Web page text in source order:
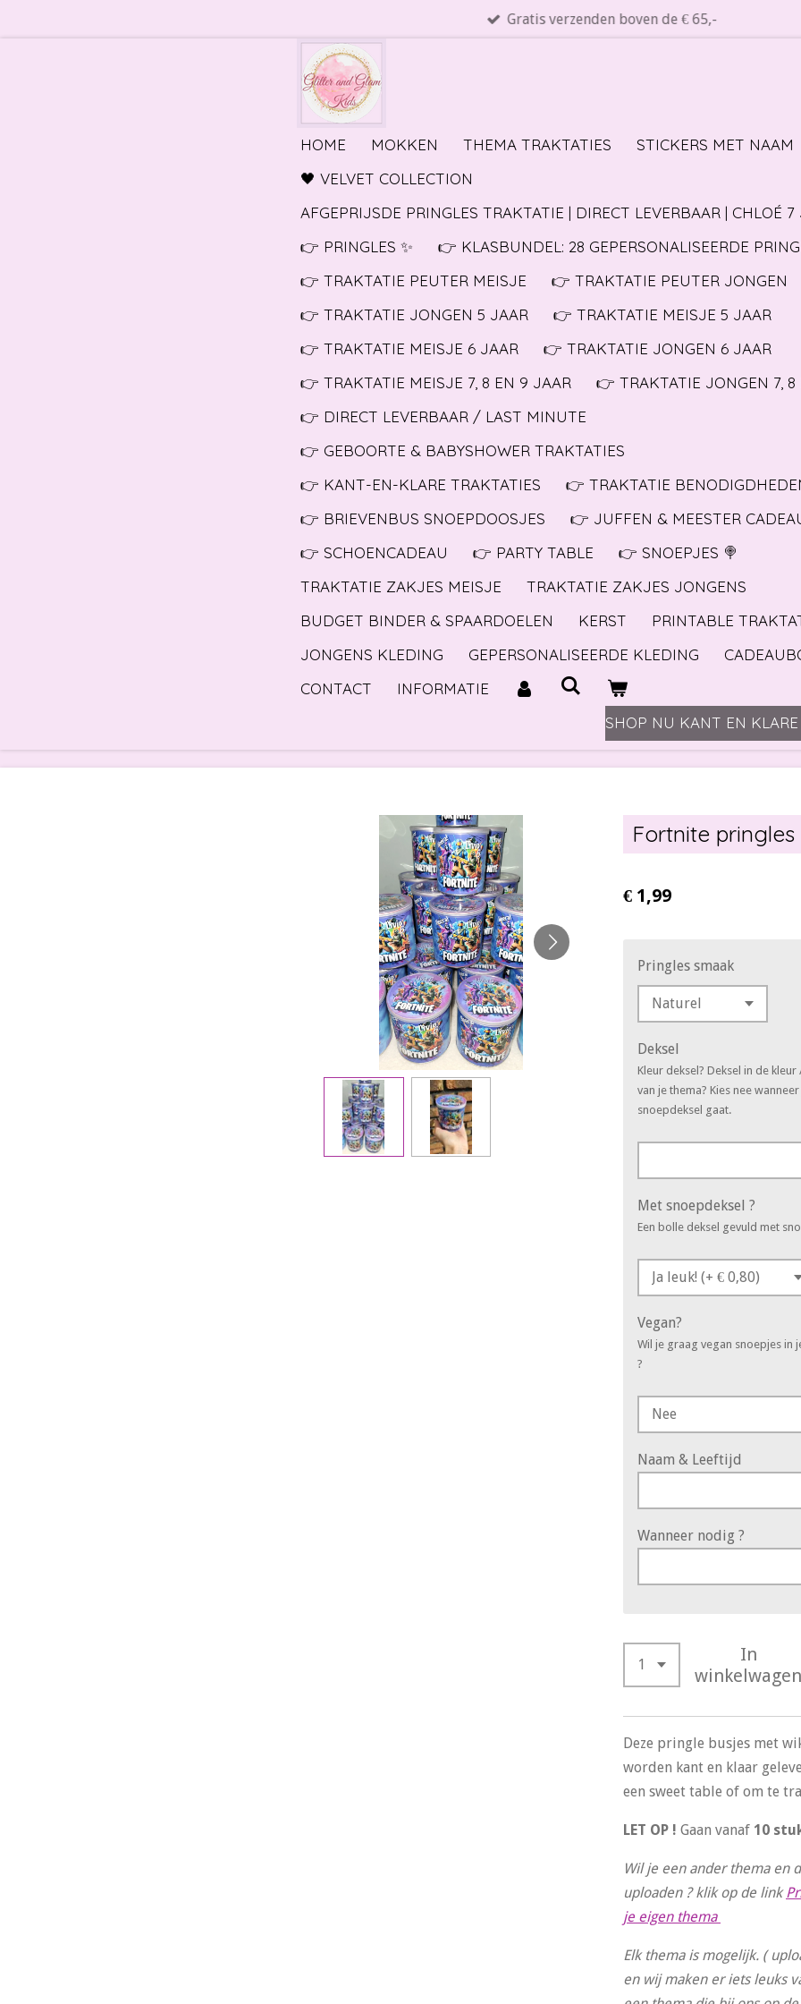
Gratis verzenden boven de € 65,-
HOME MOKKEN THEMA TRAKTATIES
STICKERS MET NAAM
🖤 VELVET COLLECTION
AFGEPRIJSDE PRINGLES TRAKTATIE | DIRECT LEVERBAAR | CHLOÉ 7
👉 PRINGLES ✨️
👉 KLASBUNDEL: 28 GEPERSONALISEERDE
👉 TRAKTATIE PEUTER MEISJE
👉 TRAKTATIE PEUTER JONGEN
👉 TRAKTATIE JONGEN 5 JAAR
👉 TRAKTATIE MEISJE 5 JAAR
👉 TRAKTATIE MEISJE 6 JAAR
👉 TRAKTATIE JONGEN 6 JAAR
👉 TRAKTATIE MEISJE 7, 8 EN 9 JAAR
👉 TRAKTATIE JONGEN 7, 8
👉 DIRECT LEVERBAAR / LAST MINUTE
👉 GEBOORTE & BABYSHOWER TRAKTATIES
👉 KANT-EN-KLARE TRAKTATIES
👉 TRAKTATIE
👉 BRIEVENBUS SNOEPDOOSJES
👉 JUFFEN & MEESTER
👉 SCHOENCADEAU
👉 PARTY TABLE
👉 SNOEPJES 🍭
TRAKTATIE ZAKJES MEISJE
TRAKTATIE ZAKJES JONGENS
BUDGET BINDER & SPAARDOELEN
KERST
PRINTABLE
JONGENS KLEDING
GEPERSONALISEERDE KLEDING
CONTACT
INFORMATIE
SHOP NU KANT EN KLARE
Fortnite pringles
€ 1,99
Pringles smaak
Deksel
Kleur deksel? Deksel in de
van je thema? Kies nee
snoepdeksel gaat.
Met snoepdeksel ?
Een bolle deksel gevuld met
Vegan?
Wil je graag vegan snoepjes in
?
Naam & Leeftijd
Wanneer nodig ?
In
winkelwagen
Deze pringle busjes met
worden kant en klaar
een sweet table of om te
LET OP ! Gaan vanaf 10
Wil je een ander thema en
uploaden ? klik op de link
je eigen thema
Elk thema is mogelijk. (
en wij maken er iets leuks